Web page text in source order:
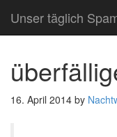
Unser täglich
16. April 2014 by